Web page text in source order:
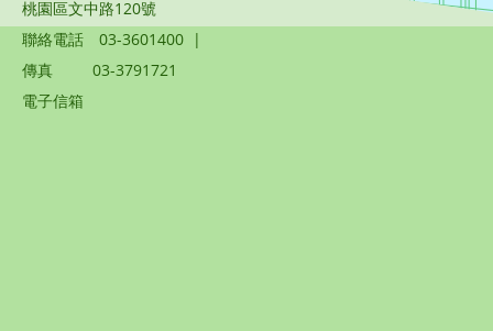
桃園區文中路120號
聯絡電話
03-3601400 |
傳真
03-3791721
電子信箱